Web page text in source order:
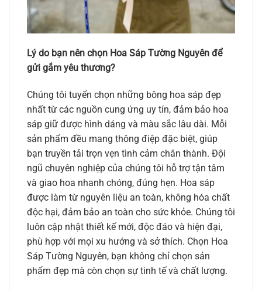
Lý do bạn nên chọn Hoa Sáp Tường Nguyên để
gửi gắm yêu thương?
Chúng tôi tuyển chọn những bông hoa sáp đẹp
nhất từ các nguồn cung ứng uy tín, đảm bảo hoa
sáp giữ được hình dáng và màu sắc lâu dài. Mỗi
sản phẩm đều mang thông điệp đặc biệt, giúp
bạn truyền tải trọn vẹn tình cảm chân thành. Đội
ngũ chuyên nghiệp của chúng tôi hỗ trợ tận tâm
và giao hoa nhanh chóng, đúng hẹn. Hoa sáp
được làm từ nguyên liệu an toàn, không hóa chất
độc hại, đảm bảo an toàn cho sức khỏe. Chúng tôi
luôn cập nhật thiết kế mới, độc đáo và hiện đại,
phù hợp với mọi xu hướng và sở thích. Chọn Hoa
Sáp Tường Nguyên, bạn không chỉ chọn sản
phẩm đẹp mà còn chọn sự tinh tế và chất lượng.